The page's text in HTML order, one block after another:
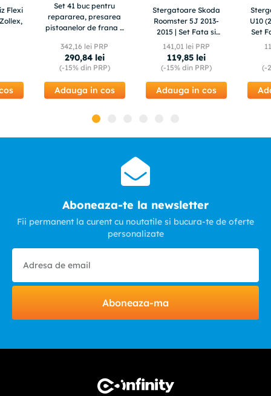
Flexi
Set 41 buc pentru
repararea, presarea
pistoanelor de frana +
342,16 lei PRP
290,84 lei
(-15%din PRP)
Adauga in cos
Stergatoare Skoda
Roomster 5J 2013-
2015 | Set Fata si
Spate Flat – TeamCar®
141,01lei PRP
119,85 lei
(-15%din PRP)
Adauga in cos
U10
Set
(-
Aboneaza-te la newsletter
Fii permanent la curent cu noutatile si bucura-te de oferte
personalizate
Aboneaza-ma